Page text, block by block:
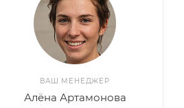
ВАШ МЕНЕДЖЕР
Алёна Артамонова